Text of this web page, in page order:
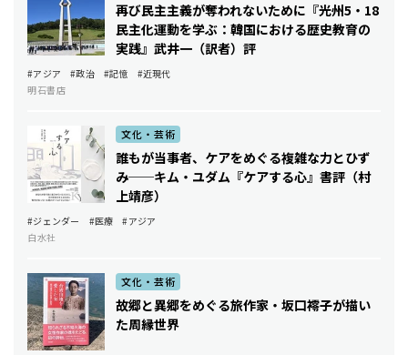
再び民主主義が奪われないために――『光州5・18
民主化運動を学ぶ：韓国における歴史教育の
実践』武井一（訳者）評
#アジア #政治 #記憶
#近現代
明石書店
文化・芸術
誰もが当事者、ケアをめぐる複雑な力とひず
み──キム・ユダム『ケアする心』書評（村
上靖彦）
#ジェンダー #医療
#アジア
白水社
文化・芸術
故郷と異郷をめぐる旅――作家・坂口䙥子が描い
た周縁世界